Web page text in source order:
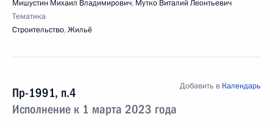
Мишустин Михаил Владимирович, Мутко Виталий Леонтьевич
Тематика
Строительство,Жильё
Пр-1991, п.4
Исполнение к 1 марта 2023 года
Добавить в Календарь